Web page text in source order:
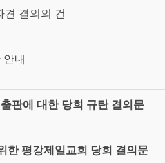
견 결의의 건
내
판에 대한 당회 규탄 결의문
한 평강제일교회 당회 결의문